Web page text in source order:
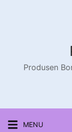
Produsen
MENU